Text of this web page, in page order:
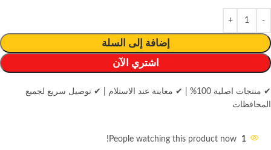
إضافة إلى السلة
اشتري الآن
✔ منتجات اصلية 100% ✔ معاينة عند الاستلام
✔ توصيل سريع لجميع
المحافظات
1
People watching this product now!